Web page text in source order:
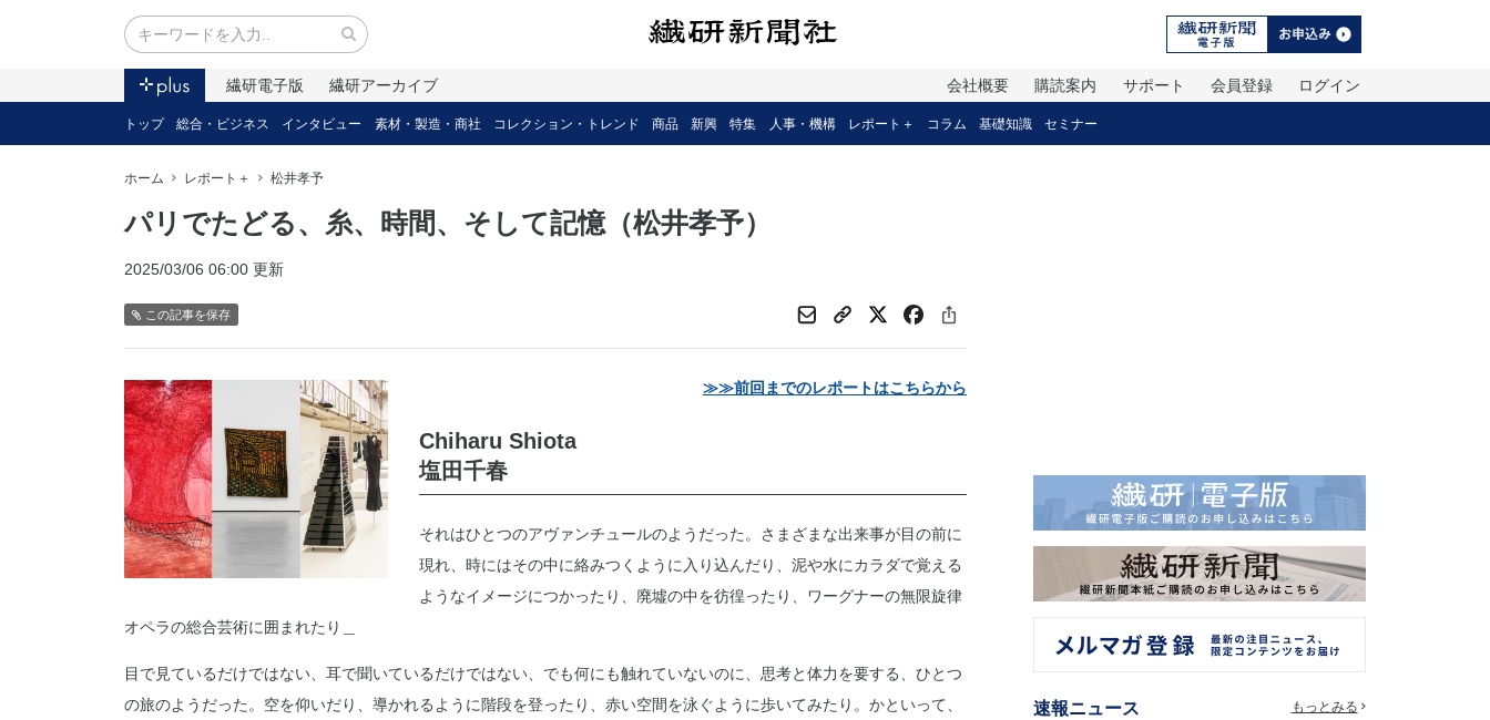
繊研電子版 繊研アーカイブ ログイン
会員登録
サポート
購読案内
会社概要
トップ 総合・ビジネス インタビュー 素材・製造・商社 コレクション・トレンド 商品 新興 特集 人事・機構 レポート＋ コラム 基礎知識 セミナー
ホーム レポート＋ 松井孝予
パリでたどる、糸、時間、そして記憶（松井孝予）
2025/03/06 06:00 更新
この記事を保存
≫≫前回までのレポートはこちらから
Chiharu Shiota
塩田千春
それはひとつのアヴァンチュールのようだった。さまざまな出来事が目の前に
現れ、時にはその中に絡みつくように入り込んだり、泥や水にカラダで覚える
ようなイメージにつかったり、廃墟の中を彷徨ったり、ワーグナーの無限旋律
オペラの総合芸術に囲まれたり＿
目で見ているだけではない、耳で聞いているだけではない、でも何にも触れていないのに、思考と体力を要する、ひとつ
の旅のようだった。空を仰いだり、導かれるように階段を登ったり、赤い空間を泳ぐように歩いてみたり。かといって、
速報ニュース もっとみる